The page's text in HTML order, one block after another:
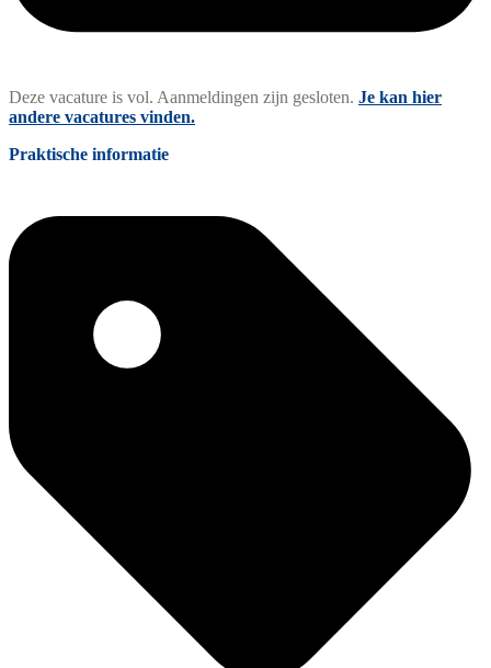
Deze vacature is vol. Aanmeldingen zijn gesloten. Je kan hier
andere vacatures vinden.
Praktische informatie